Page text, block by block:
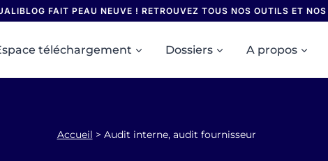
FAIT PEAU NEUVE ! RETROUVEZ TOUS NOS OUTILS ET
téléchargement Dossiers A propos
Accueil > Audit interne, audit fournisseur